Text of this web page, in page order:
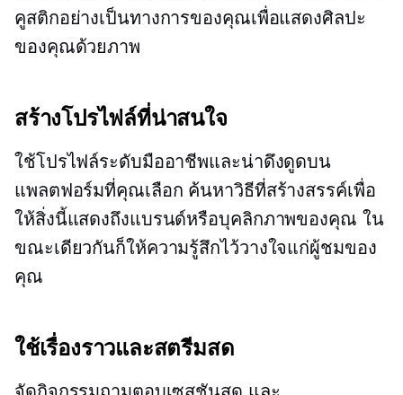
คูสติกอย่างเป็นทางการของคุณเพื่อแสดงศิลปะ
ของคุณด้วยภาพ
สร้างโปรไฟล์ที่น่าสนใจ
ใช้โปรไฟล์ระดับมืออาชีพและน่าดึงดูดบน
แพลตฟอร์มที่คุณเลือก ค้นหาวิธีที่สร้างสรรค์เพื่อ
ให้สิ่งนี้แสดงถึงแบรนด์หรือบุคลิกภาพของคุณ ใน
ขณะเดียวกันก็ให้ความรู้สึกไว้วางใจแก่ผู้ชมของ
คุณ
ใช้เรื่องราวและสตรีมสด